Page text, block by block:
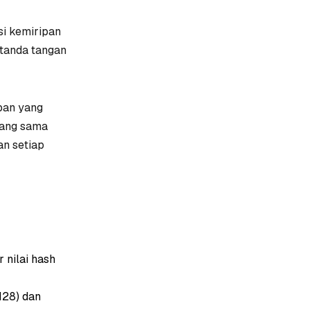
kemiripan
tangan
yang
sama
setiap
r nilai hash
dan